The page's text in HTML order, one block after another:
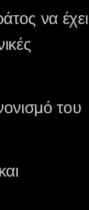
να έχει
του